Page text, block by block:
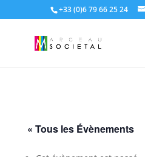
+33 (0)6 79 66 25 24
« Tous les Évènements